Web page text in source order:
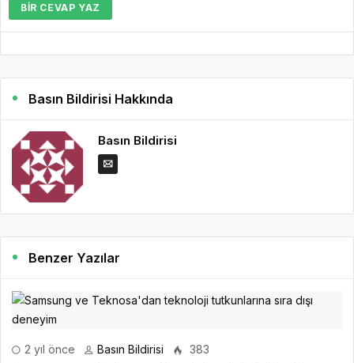
BIR CEVAP YAZ
Basın Bildirisi Hakkında
Basın Bildirisi
Benzer Yazılar
2 yıl önce Basın Bildirisi 383